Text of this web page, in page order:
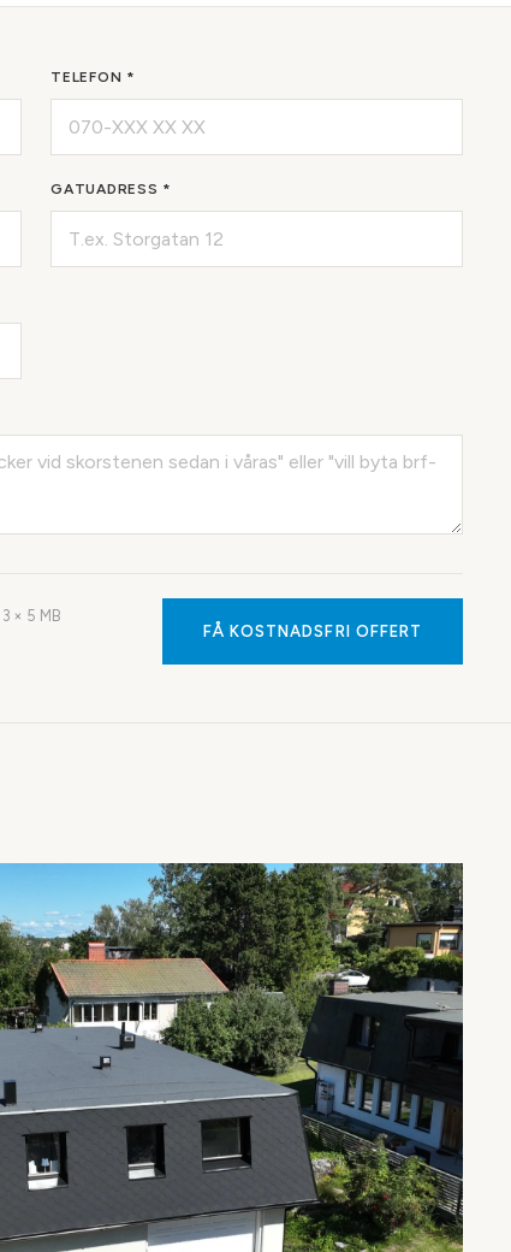
TELEFON *
GATUADRESS *
3× 5 MB
FÅ KOSTNADSFRI OFFERT